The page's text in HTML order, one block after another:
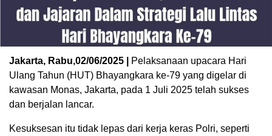
Jakarta, Rabu,02/06/2025 |
Pelaksanaan upacara Hari
Ulang Tahun (HUT) Bhayangkara ke-79 yang digelar di
kawasan Monas, Jakarta, pada 1 Juli 2025 telah sukses
dan berjalan lancar.
Kesuksesan itu tidak lepas dari kerja keras Polri, seperti